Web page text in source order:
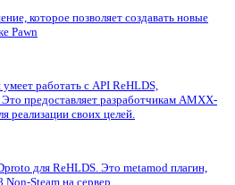
которое позволяет создавать новые
Pawn
работать с API ReHLDS,
предоставляет разработчикам AMXX-
реализации своих целей.
для ReHLDS. Это metamod плагин,
Non-Steam на сервер.